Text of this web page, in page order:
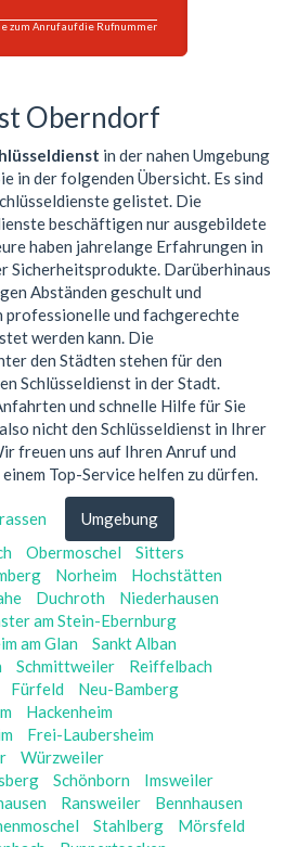
zum Anruf auf die Rufnummer
Oberndorf
in der nahen Umgebung
in der folgenden Übersicht. Es sind
gelistet. Die
beschäftigen nur ausgebildete
haben jahrelange Erfahrungen in
Sicherheitsprodukte. Darüberhinaus
Abständen geschult und
und fachgerechte
werden kann. Die
den Städten stehen für den
Schlüsseldienst in der Stadt.
und schnelle Hilfe für Sie
nicht den Schlüsseldienst in Ihrer
freuen uns auf Ihren Anruf und
Top-Service helfen zu dürfen.
Umgebung
Obermoschel
Sitters
Norheim
Hochstätten
Duchroth
Niederhausen
am Stein-Ebernburg
am Glan
Sankt Alban
Schmittweiler
Reiffelbach
Fürfeld
Neu-Bamberg
Hackenheim
Frei-Laubersheim
Würzweiler
Schönborn
Imsweiler
Ransweiler
Bennhausen
Stahlberg
Mörsfeld